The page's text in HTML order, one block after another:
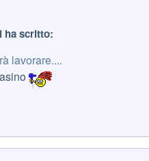
ha scritto:
lavorare....